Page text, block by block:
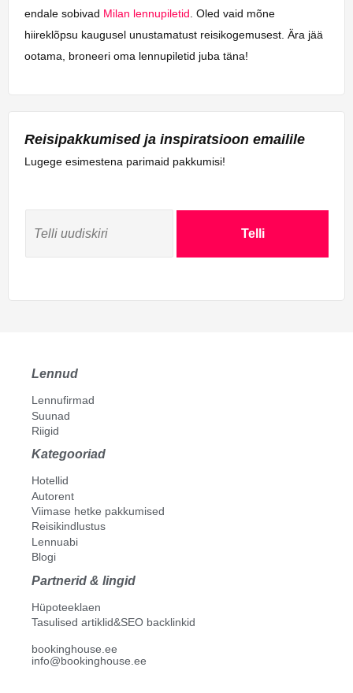
endale sobivad Milan lennupiletid. Oled vaid mõne
hiireklõpsu kaugusel unustamatust reisikogemusest. Ära jää
ootama, broneeri oma lennupiletid juba täna!
Reisipakkumised ja inspiratsioon emailile
Lugege esimestena parimaid pakkumisi!
Telli
Lennud
Lennufirmad
Suunad
Riigid
Kategooriad
Hotellid
Autorent
Viimase hetke pakkumised
Reisikindlustus
Lennuabi
Blogi
Partnerid & lingid
Hüpoteeklaen
Tasulised artiklid&SEO backlinkid
bookinghouse.ee
info@bookinghouse.ee